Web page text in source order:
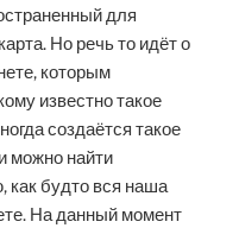
для
Но речь то идёт о
которым
известно такое
создаётся такое
можно найти
будто вся наша
На данный момент